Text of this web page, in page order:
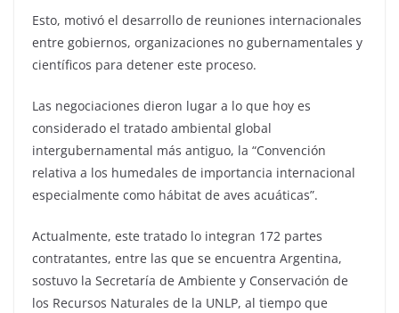
Esto, motivó el desarrollo de reuniones internacionales
entre gobiernos, organizaciones no gubernamentales y
científicos para detener este proceso.
Las negociaciones dieron lugar a lo que hoy es
considerado el tratado ambiental global
intergubernamental más antiguo, la “Convención
relativa a los humedales de importancia internacional
especialmente como hábitat de aves acuáticas”.
Actualmente, este tratado lo integran 172 partes
contratantes, entre las que se encuentra Argentina,
sostuvo la Secretaría de Ambiente y Conservación de
los Recursos Naturales de la UNLP, al tiempo que